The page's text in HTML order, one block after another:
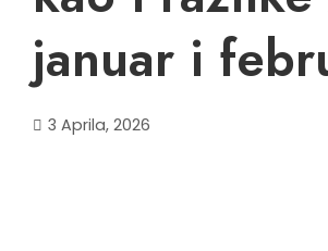
januar i
3 Aprila, 2026